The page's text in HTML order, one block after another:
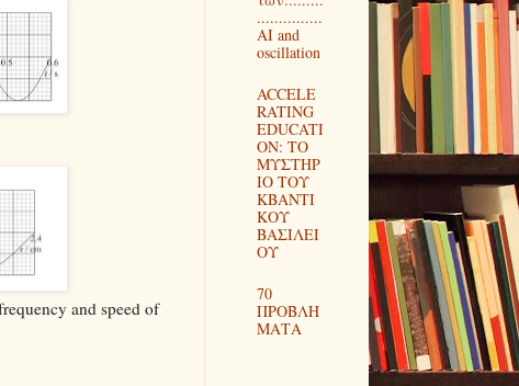
and speed of
...............
AI and
oscillation
ACCELE
RATING
EDUCATI
ON: ΤΟ
ΜΥΣΤΗΡ
ΙΟ ΤΟΥ
ΚΒΑΝΤΙ
ΚΟΥ
ΒΑΣΙΛΕΙ
ΟΥ
70
ΠΡΟΒΛΗ
ΜΑΤΑ